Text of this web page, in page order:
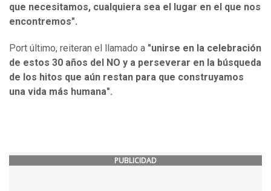
que necesitamos, cualquiera sea el lugar en el que nos
encontremos".
Port último, reiteran el llamado a "unirse en la celebración
de estos 30 años del NO y a perseverar en la búsqueda
de los hitos que aún restan para que construyamos
una vida más humana".
PUBLICIDAD